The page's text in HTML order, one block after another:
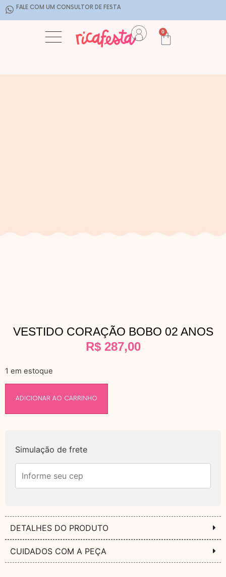
FALE COM UM CONSULTOR DE FESTA
0
VESTIDO CORAÇÃO BOBO 02 ANOS
R$287,00
1 em estoque
ADICIONAR AO CARRINHO
Simulação de frete
DETALHES DO PRODUTO
CUIDADOS COM A PEÇA